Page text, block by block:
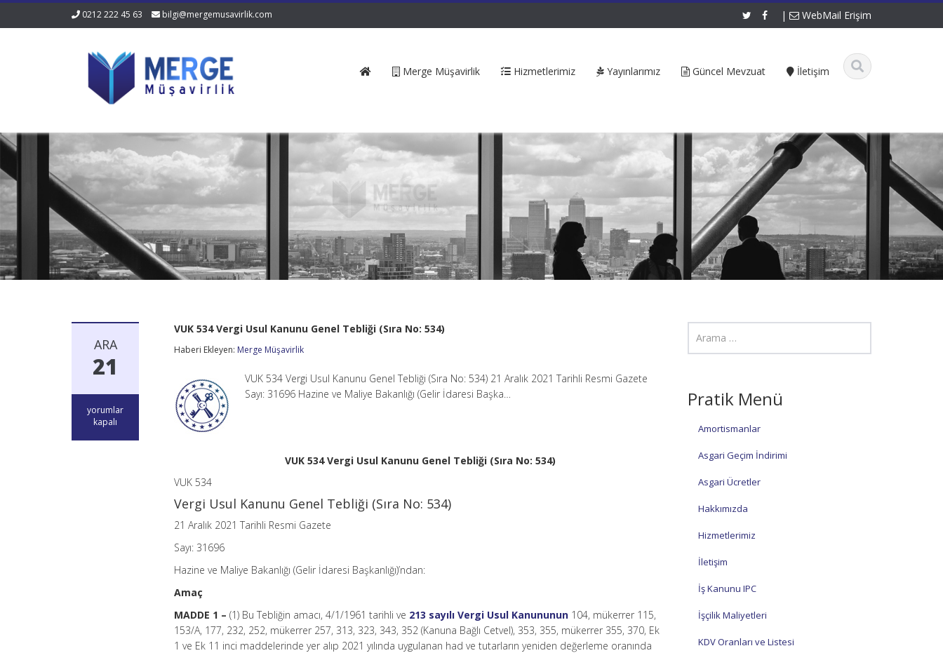
0212 222 45 63 bilgi@mergemusavirlik.com | WebMail Erişim
Merge Müşavirlik Hizmetlerimiz Yayınlarımız Güncel Mevzuat İletişim
ARA
21
VUK
534
yorumlar
kapalı
VUK 534 Vergi Usul Kanunu Genel Tebliği (Sıra No: 534)
Haberi Ekleyen: Merge Müşavirlik
VUK 534 Vergi Usul Kanunu Genel Tebliği (Sıra No: 534) 21 Aralık 2021 Tarihli Resmi Gazete
Sayı: 31696 Hazine ve Maliye Bakanlığı (Gelir İdaresi Başka…
VUK 534 Vergi Usul Kanunu Genel Tebliği (Sıra No: 534)
VUK 534
Vergi Usul Kanunu Genel Tebliği (Sıra No: 534)
21 Aralık 2021 Tarihli Resmi Gazete
Sayı: 31696
Hazine ve Maliye Bakanlığı (Gelir İdaresi Başkanlığı)’ndan:
Amaç
MADDE 1 –(1) Bu Tebliğin amacı, 4/1/1961 tarihli ve 213 sayılı Vergi Usul Kanununun 104, mükerrer 115,
153/A, 177, 232, 252, mükerrer 257, 313, 323, 343, 352 (Kanuna Bağlı Cetvel), 353, 355, mükerrer 355, 370, Ek
1 ve Ek 11 inci maddelerinde yer alıp 2021 yılında uygulanan had ve tutarların yeniden değerleme oranında
Pratik Menü
Amortismanlar
Asgari Geçim İndirimi
Asgari Ücretler
Hakkımızda
Hizmetlerimiz
İletişim
İş Kanunu IPC
İşçilik Maliyetleri
KDV Oranları ve Listesi